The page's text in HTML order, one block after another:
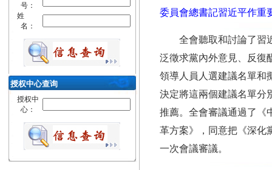
号：
姓
名：
授权中心查询
授权中
心：
委員會總書記習近平作重
全會聽取和討論了習
泛徵求黨內外意見、反復
領導人員人選建議名單和
決定將這兩個建議名單分
推薦。全會審議通過了《
革方案》，同意把《深化
一次會議審議。